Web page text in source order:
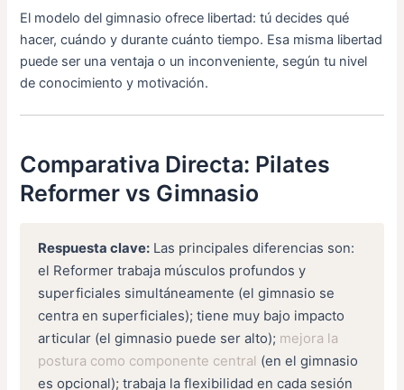
El modelo del gimnasio ofrece libertad: tú decides qué
hacer, cuándo y durante cuánto tiempo. Esa misma libertad
puede ser una ventaja o un inconveniente, según tu nivel
de conocimiento y motivación.
Comparativa Directa: Pilates
Reformer vs Gimnasio
Respuesta clave: Las principales diferencias son:
el Reformer trabaja músculos profundos y
superficiales simultáneamente (el gimnasio se
centra en superficiales); tiene muy bajo impacto
articular (el gimnasio puede ser alto); mejora la
postura como componente central (en el gimnasio
es opcional); trabaja la flexibilidad en cada sesión